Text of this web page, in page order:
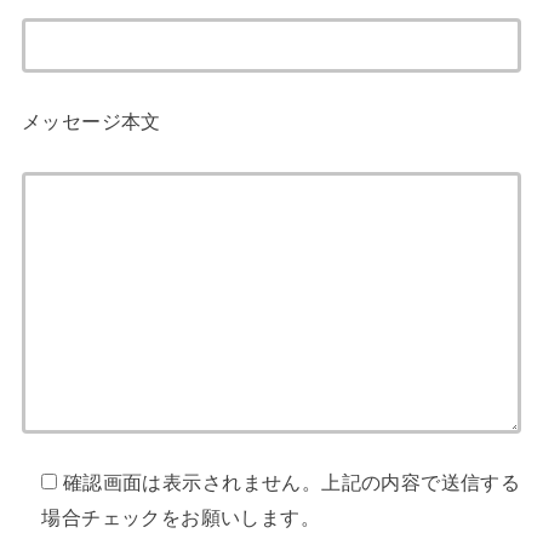
メッセージ本文
確認画面は表示されません。上記の内容で送信する
場合チェックをお願いします。